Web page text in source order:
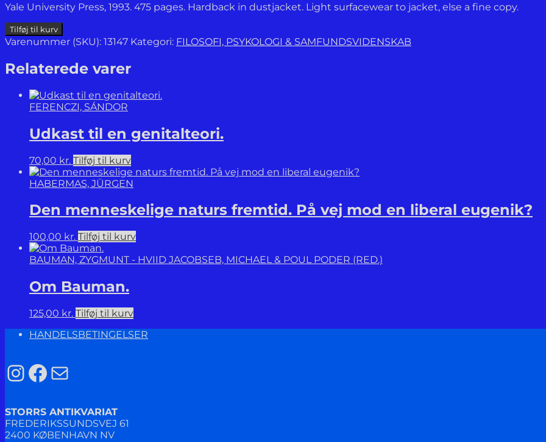
Yale University Press, 1993. 475 pages. Hardback in dustjacket. Light surfacewear to jacket, else a fine copy.
Nietzsche
and
Times.
A
bacon,
Nietzsche.
Tilføj til kurv
Varenummer (SKU): 13147 Kategori: FILOSOFI, PSYKOLOGI & SAMFUNDSVIDENSKAB
Relaterede varer
FERENCZI, SÁNDOR
Udkast til en genitalteori.
70,00 kr. Tilføj til kurv
HABERMAS, JÜRGEN
Den menneskelige naturs fremtid. På vej mod en liberal eugenik?
100,00 kr. Tilføj til kurv
BAUMAN, ZYGMUNT - HVIID JACOBSEB, MICHAEL & POUL PODER (RED.)
Om Bauman.
125,00 kr. Tilføj til kurv
HANDELSBETINGELSER
Instagram
Facebook
Mail
STORRS ANTIKVARIAT
FREDERIKSSUNDSVEJ 61
2400 KØBENHAVN NV